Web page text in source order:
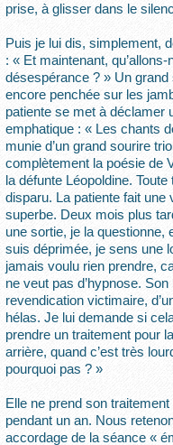
prise, à glisser dans le
Puis je lui dis, simplement,
: « Et maintenant,
désespérance ? » Un
encore penchée sur les
patiente se met à déclamer
emphatique : « Les chants
munie d’un grand sourire
complètement la poésie de
la défunte Léopoldine.
disparu. La patiente fait
superbe. Deux mois plus
une sortie, je la questionne,
suis déprimée, je sens une
jamais voulu rien prendre,
ne veut pas d’hypnose.
revendication victimaire,
hélas. Je lui demande si
prendre un traitement pour
arrière, quand c’est très
pourquoi pas ? »
Elle ne prend son
pendant un an. Nous
accordage de la séance «